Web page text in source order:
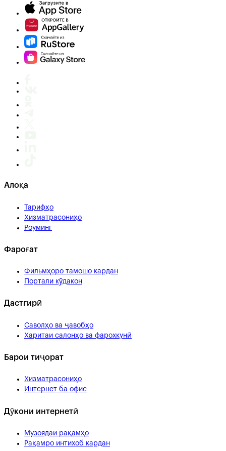
Алоқа
Тарифҳо
Хизматрасониҳо
Роуминг
Фароғат
Фильмҳоро тамошо кардан
Портали кӯдакон
Дастгирӣ
Саволҳо ва ҷавобҳо
Харитаи салонҳо ва фарохкунӣ
Барои тиҷорат
Хизматрасониҳо
Интернет ба офис
Дӯкони интернетӣ
Музоядаи рақамҳо
Рақамро интихоб кардан